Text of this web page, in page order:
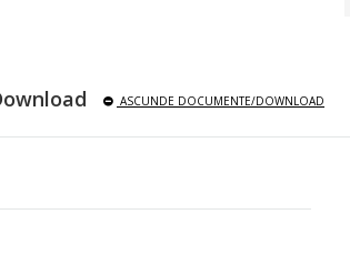
ASCUNDE DOCUMENTE/DOWNLOAD